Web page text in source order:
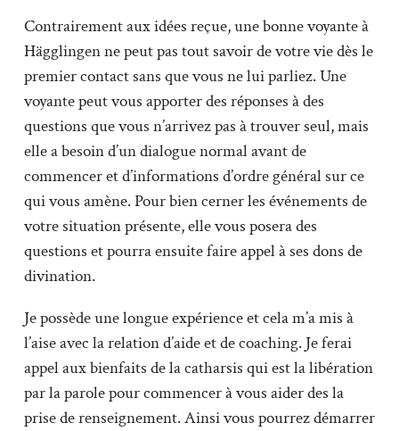
Contrairement aux idées reçue, une bonne voyante à
Hägglingen ne peut pas tout savoir de votre vie dès le
premier contact sans que vous ne lui parliez. Une
voyante peut vous apporter des réponses à des
questions que vous n’arrivez pas à trouver seul, mais
elle a besoin d’un dialogue normal avant de
commencer et d’informations d’ordre général sur ce
qui vous amène. Pour bien cerner les événements de
votre situation présente, elle vous posera des
questions et pourra ensuite faire appel à ses dons de
divination.
Je possède une longue expérience et cela m’a mis à
l’aise avec la relation d’aide et de coaching. Je ferai
appel aux bienfaits de la catharsis qui est la libération
par la parole pour commencer à vous aider des la
prise de renseignement. Ainsi vous pourrez démarrer